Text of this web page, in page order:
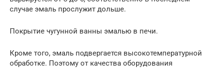
случае эмаль прослужит дольше.
Покрытие чугунной ванны эмалью в печи.
Кроме того, эмаль подвергается высокотемпературной
обработке. Поэтому от качества оборудования